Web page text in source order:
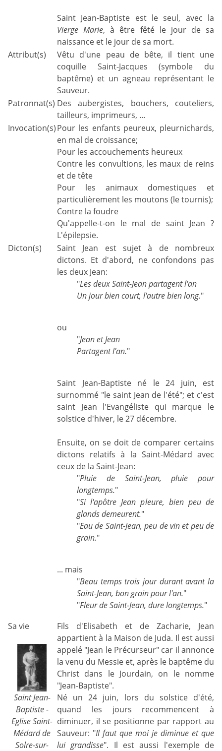
Saint Jean-Baptiste est le seul, avec la
Vierge Marie, à être fêté le jour de sa
naissance et le jour de sa mort.
Attribut(s)
Vêtu d'une peau de bête, il tient une
coquille Saint-Jacques (symbole du
baptême) et un agneau représentant le
Sauveur.
Patronnat(s) Des aubergistes, bouchers, couteliers,
tailleurs, imprimeurs, ...
Invocation(s)Pour les enfants peureux, pleurnichards,
en mal de croissance;
Pour les accouchements heureux
Contre les convultions, les maux de reins
et de tête
Pour les animaux domestiques et
particulièrement les moutons (le tournis);
Contre la foudre
Qu'appelle-t-on le mal de saint Jean ?
L'épilepsie.
Dicton(s)
Saint Jean est sujet à de nombreux
dictons. Et d'abord, ne confondons pas
les deux Jean:
"Les deux Saint-Jean partagent l'an
Un jour bien court, l'autre bien long."
ou
"Jean et Jean
Partagent l'an."
Saint Jean-Baptiste né le 24 juin, est
surnommé "le saint Jean de l'été"; et c'est
saint Jean l'Evangéliste qui marque le
solstice d'hiver, le 27 décembre.
Ensuite, on se doit de comparer certains
dictons relatifs à la Saint-Médard avec
ceux de la Saint-Jean:
"Pluie de Saint-Jean, pluie pour
longtemps."
"Si l'apôtre Jean pleure, bien peu de
glands demeurent."
"Eau de Saint-Jean, peu de vin et peu de
grain."
... mais
"Beau temps trois jour durant avant la
Saint-Jean, bon grain pour l'an."
"Fleur de Saint-Jean, dure longtemps."
Sa vie
Saint Jean-
Baptiste -
Eglise Saint-
Médard de
Solre-sur-
Fils d'Elisabeth et de Zacharie, Jean
appartient à la Maison de Juda. Il est aussi
appelé "Jean le Précurseur" car il annonce
la venu du Messie et, après le baptême du
Christ dans le Jourdain, on le nomme
"Jean-Baptiste".
Né un 24 juin, lors du solstice d'été,
quand les jours recommencent à
diminuer, il se positionne par rapport au
Sauveur: "Il faut que moi je diminue et que
lui grandisse". Il est aussi l'exemple de